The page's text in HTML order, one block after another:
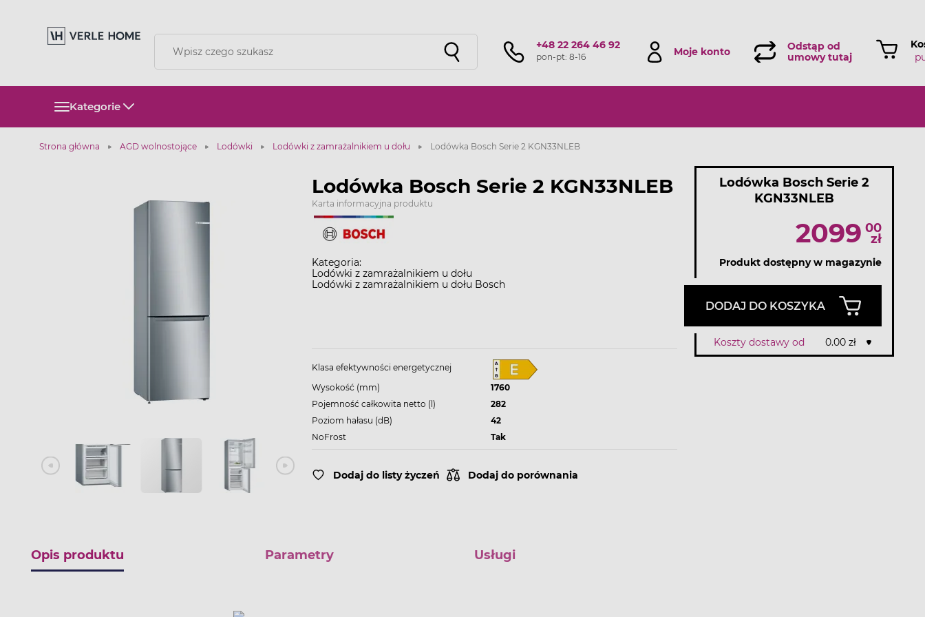
+48 22 264 46 92
pon-pt: 8-16 Moje konto
Odstąp od
umowy tutaj
Kategorie
Strona główna AGD wolnostojące Lodówki Lodówki z zamrażalnikiem u dołu Lodówka Bosch Serie 2 KGN33NLEB
Lodówka Bosch Serie 2 KGN33NLEB
Karta informacyjna produktu
Kategoria:
Lodówki z zamrażalnikiem u dołu
Lodówki z zamrażalnikiem u dołu Bosch
Klasa efektywności energetycznej
Wysokość (mm)
1760
Pojemność całkowita netto (l)
282
Poziom hałasu (dB)
42
NoFrost
Tak
Dodaj do listy życzeń Dodaj do porównania
Lodówka Bosch Serie 2
KGN33NLEB
2099 00
zł
Produkt dostępny w magazynie
DODAJ DO KOSZYKA
Koszty dostawy od 0.00 zł
Opis produktu Parametry Usługi